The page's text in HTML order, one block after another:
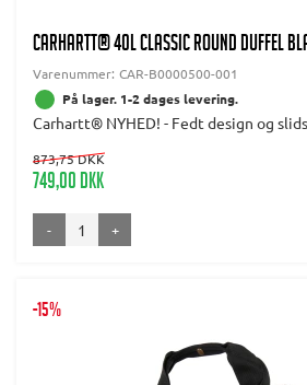
CARHARTT® 40L CLASSIC ROUND DUFFEL
Varenummer: CAR-B0000500-001
På lager. 1-2 dages levering.
Carhartt® NYHED! - Fedt design og
873,75 DKK
749,00 DKK
- +
-15%